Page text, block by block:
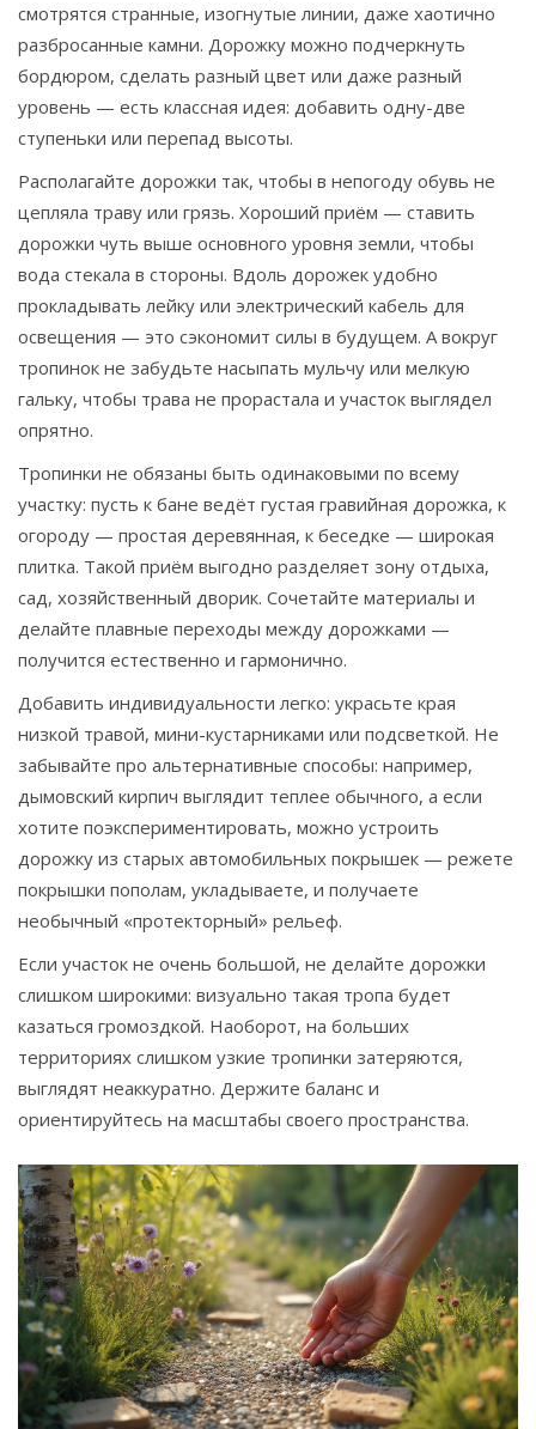
смотрятся странные, изогнутые линии, даже хаотично
разбросанные камни. Дорожку можно подчеркнуть
бордюром, сделать разный цвет или даже разный
уровень — есть классная идея: добавить одну-две
ступеньки или перепад высоты.
Располагайте дорожки так, чтобы в непогоду обувь не
цепляла траву или грязь. Хороший приём — ставить
дорожки чуть выше основного уровня земли, чтобы
вода стекала в стороны. Вдоль дорожек удобно
прокладывать лейку или электрический кабель для
освещения — это сэкономит силы в будущем. А вокруг
тропинок не забудьте насыпать мульчу или мелкую
гальку, чтобы трава не прорастала и участок выглядел
опрятно.
Тропинки не обязаны быть одинаковыми по всему
участку: пусть к бане ведёт густая гравийная дорожка, к
огороду — простая деревянная, к беседке — широкая
плитка. Такой приём выгодно разделяет зону отдыха,
сад, хозяйственный дворик. Сочетайте материалы и
делайте плавные переходы между дорожками —
получится естественно и гармонично.
Добавить индивидуальности легко: украсьте края
низкой травой, мини-кустарниками или подсветкой. Не
забывайте про альтернативные способы: например,
дымовский кирпич выглядит теплее обычного, а если
хотите поэкспериментировать, можно устроить
дорожку из старых автомобильных покрышек — режете
покрышки пополам, укладываете, и получаете
необычный «протекторный» рельеф.
Если участок не очень большой, не делайте дорожки
слишком широкими: визуально такая тропа будет
казаться громоздкой. Наоборот, на больших
территориях слишком узкие тропинки затеряются,
выглядят неаккуратно. Держите баланс и
ориентируйтесь на масштабы своего пространства.